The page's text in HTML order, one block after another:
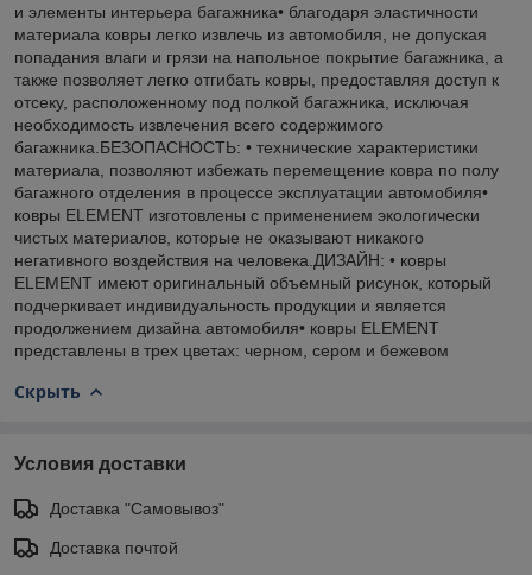
и элементы интерьера багажника• благодаря эластичности
материала ковры легко извлечь из автомобиля, не допуская
попадания влаги и грязи на напольное покрытие багажника, а
также позволяет легко отгибать ковры, предоставляя доступ к
отсеку, расположенному под полкой багажника, исключая
необходимость извлечения всего содержимого
багажника.БЕЗОПАСНОСТЬ: • технические характеристики
материала, позволяют избежать перемещение ковра по полу
багажного отделения в процессе эксплуатации автомобиля•
ковры ELEMENT изготовлены с применением экологически
чистых материалов, которые не оказывают никакого
негативного воздействия на человека.ДИЗАЙН: • ковры
ELEMENT имеют оригинальный объемный рисунок, который
подчеркивает индивидуальность продукции и является
продолжением дизайна автомобиля• ковры ELEMENT
представлены в трех цветах: черном, сером и бежевом
Скрыть
Условия доставки
Доставка "Самовывоз"
Доставка почтой